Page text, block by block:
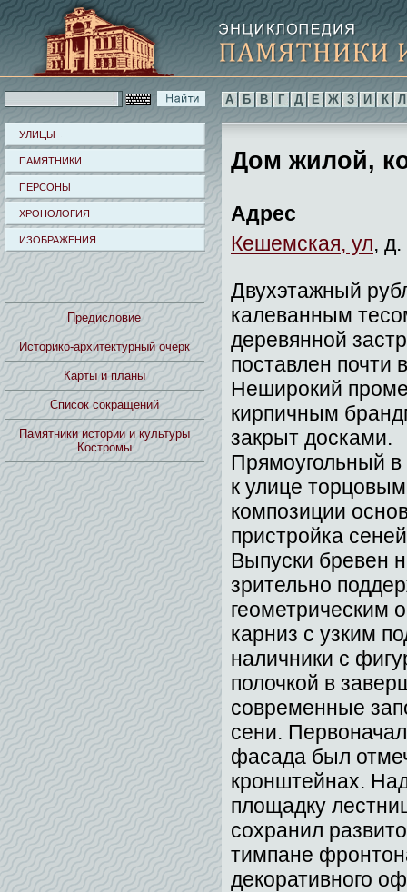
УЛИЦЫ
ПАМЯТНИКИ
ПЕРСОНЫ
ХРОНОЛОГИЯ
ИЗОБРАЖЕНИЯ
Предисловие
Историко-архитектурный очерк
Карты и планы
Список сокращений
Памятники истории и культуры
Костромы
А Б В Г Д Е Ж З И К Л
Дом жилой,
Адрес
Кешемская, ул, д.
Двухэтажный
калеванным
деревянной
поставлен
Неширокий
кирпичным
закрыт досками.
Прямоугольный
к улице
композиции
пристройка
Выпуски бревен
зрительно
карниз с узким
наличники с
полочкой в
современные
сени.
фасада был
кронштейнах.
площадку
сохранил
тимпане
декоративного